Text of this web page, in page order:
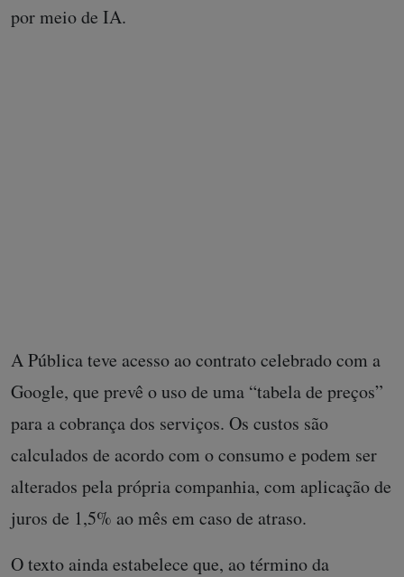
por meio de IA.
A Pública teve acesso ao contrato celebrado com a
Google, que prevê o uso de uma “tabela de preços”
para a cobrança dos serviços. Os custos são
calculados de acordo com o consumo e podem ser
alterados pela própria companhia, com aplicação de
juros de 1,5% ao mês em caso de atraso.
O texto ainda estabelece que, ao término da